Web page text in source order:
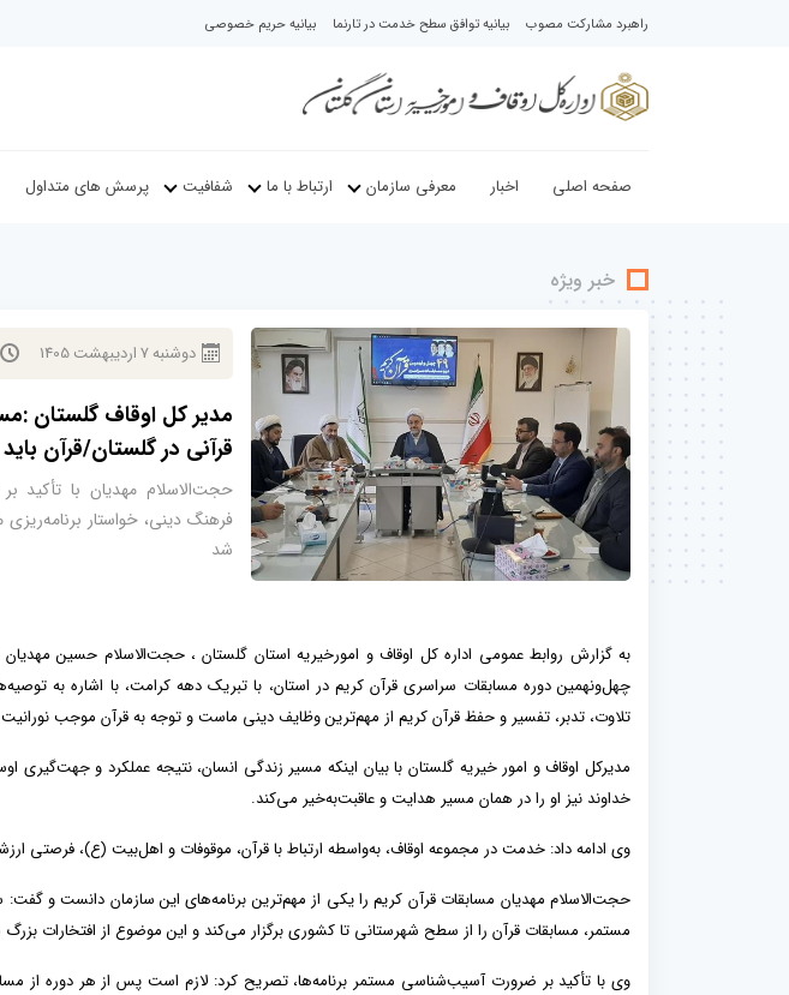
راهبرد مشارکت مصوب بیانیه توافق سطح خدمت در تارنما بیانیه حریم خصوصی
صفحه اصلی اخبار معرفی سازمان ارتباط با ما شفافیت پرسش های متداول
خبر ویژه
دوشنبه7ارديبهشت 1405
مدیر کل اوقاف گلستان
قرآنی در گلستان/قرآن
حجت‌الاسلام مهدیان با تأکید
فرهنگ دینی، خواستار
شد
چهل‌ونهمین دوره مسابقات سراسری قرآن کریم در استان، با تبریک دهه کرامت، با اشاره به
تلاوت، تدبر، تفسیر و حفظ قرآن کریم از مهم‌ترین وظایف دینی ماست و توجه به قرآن موجب
مدیرکل اوقاف و امور خیریه گلستان با بیان اینکه مسیر زندگی انسان، نتیجه عملکرد و
خداوند نیز او را در همان مسیر هدایت و عاقبت‌به‌خیر می‌کند.
وی ادامه داد: خدمت در مجموعه اوقاف، به‌واسطه ارتباط با قرآن، موقوفات و اهل‌بیت (ع)، فرصتی
حجت‌الاسلام مهدیان مسابقات قرآن کریم را یکی از مهم‌ترین برنامه‌های این سازمان دانست و
مستمر، مسابقات قرآن را از سطح شهرستانی تا کشوری برگزار می‌کند و این موضوع از افتخارات
وی با تأکید بر ضرورت آسیب‌شناسی مستمر برنامه‌ها، تصریح کرد: لازم است پس از هر دوره از